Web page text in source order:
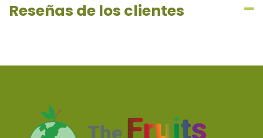
Reseñas de los clientes